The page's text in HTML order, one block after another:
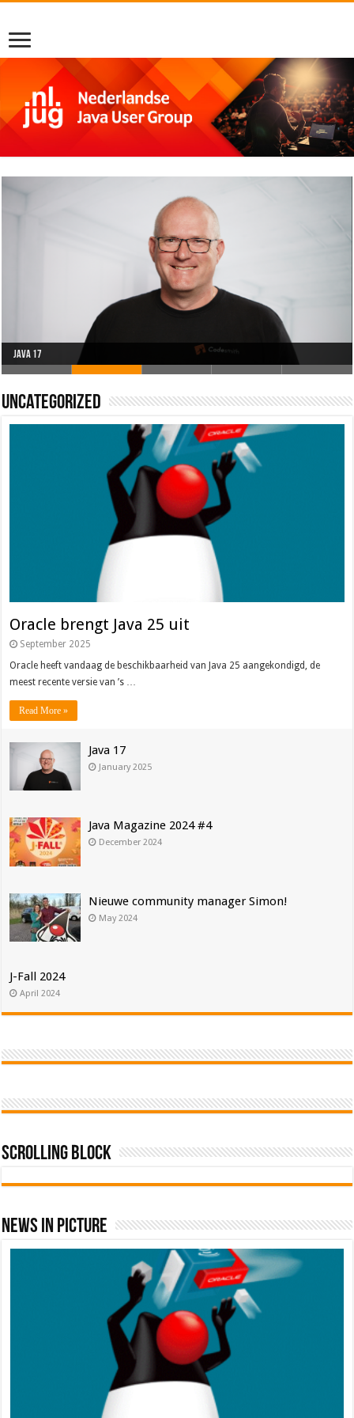
Oracle brengt Java 25 uit
Java 17
Java Magazine 2024 #4
Nieuwe community manager Simon!
J-Fall 2024
Uncategorized
Oracle brengt Java 25 uit
September 2025
Oracle heeft vandaag de beschikbaarheid van Java 25 aangekondigd, de
meest recente versie van ’s …
Read More »
Java 17
January 2025
Java Magazine 2024 #4
December 2024
Nieuwe community manager Simon!
May 2024
J-Fall 2024
April 2024
Scrolling Block
News In Picture